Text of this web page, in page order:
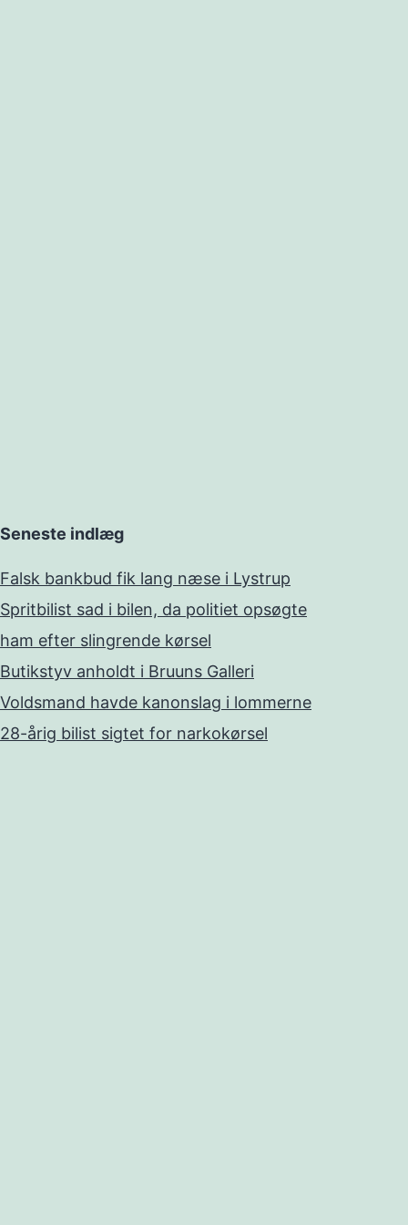
Seneste indlæg
Falsk bankbud fik lang næse i Lystrup
Spritbilist sad i bilen, da politiet opsøgte
ham efter slingrende kørsel
Butikstyv anholdt i Bruuns Galleri
Voldsmand havde kanonslag i lommerne
28-årig bilist sigtet for narkokørsel